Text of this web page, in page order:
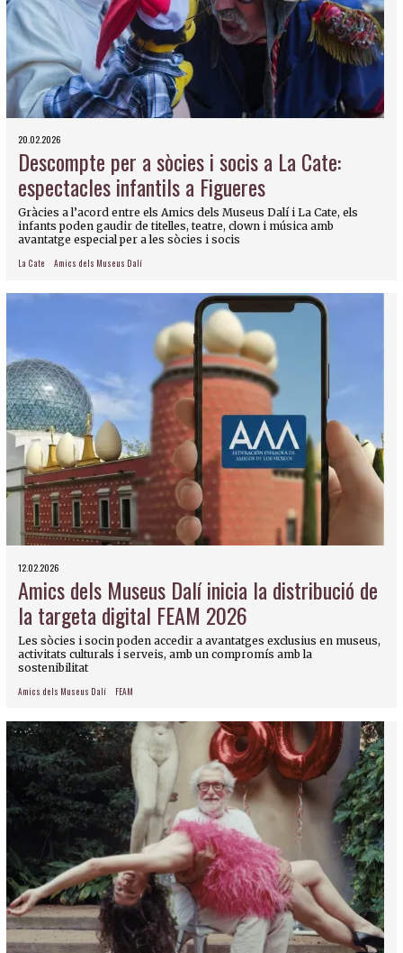
20.02.2026
Descompte per a sòcies i socis a La Cate:
espectacles infantils a Figueres
Gràcies a l’acord entre els Amics dels Museus Dalí i La Cate, els
infants poden gaudir de titelles, teatre, clown i música amb
avantatge especial per a les sòcies i socis
La Cate Amics dels Museus Dalí
12.02.2026
Amics dels Museus Dalí inicia la distribució de
la targeta digital FEAM 2026
Les sòcies i socin poden accedir a avantatges exclusius en museus,
activitats culturals i serveis, amb un compromís amb la
sostenibilitat
Amics dels Museus Dalí FEAM